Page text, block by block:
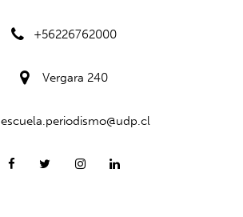
+56226762000
Vergara 240
escuela.periodismo@udp.cl